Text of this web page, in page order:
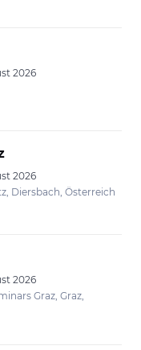
2026
2026
Diersbach, Österreich
2026
Graz, Graz,